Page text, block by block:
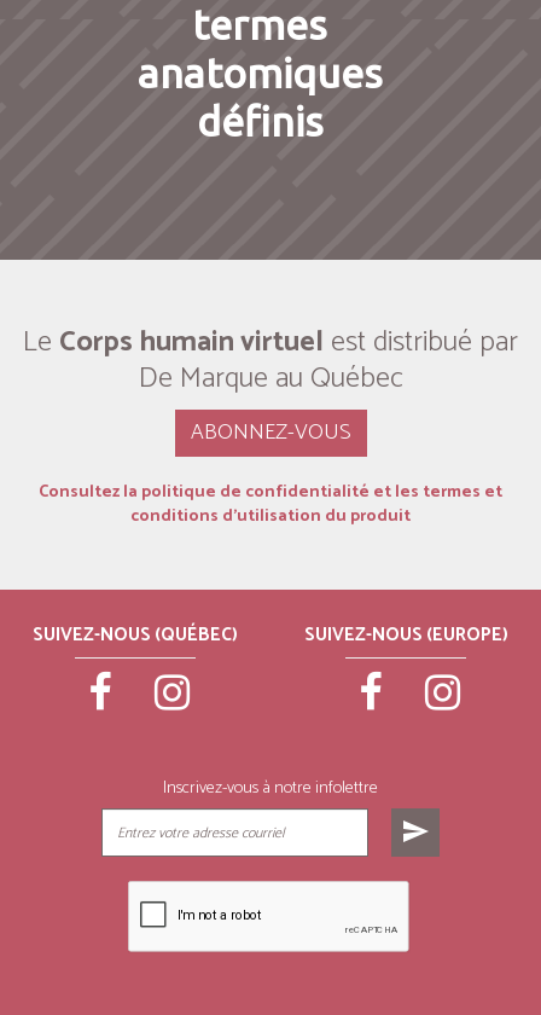
termes
anatomiques
définis
Le Corps humain virtuel est distribué par
De Marque au Québec
ABONNEZ-VOUS
Consultez la politique de confidentialité et les termes et
conditions d’utilisation du produit
SUIVEZ-NOUS (QUÉBEC) SUIVEZ-NOUS (EUROPE)
Inscrivez-vous à notre infolettre
send